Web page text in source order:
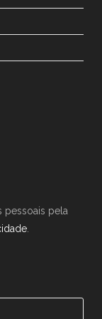
pessoais pela
.